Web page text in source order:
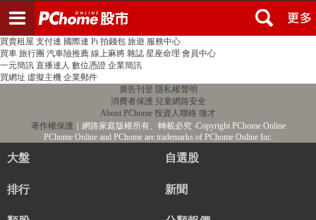
PChome首頁 線上購物 24h購物 書店
買賣租屋 支付連 國際連 Pi 拍錢包 旅遊 服務中心
買車 旅行團 汽車險推薦 線上麻將 雜誌 星座命理 會員中心
一元簡訊 直播達人 數位憑證 企業簡訊
買網址 虛擬主機 企業郵件
廣告刊登 隱私權聲明
消費者保護 兒童網路安全
About PChome 投資人聯絡 徵才
著作權保護 ｜網路家庭版權所有、轉載必究‧Copyright PChome Online
PChome Online and PChome are trademarks of PChome Online Inc.
大盤 自選股
排行 新聞